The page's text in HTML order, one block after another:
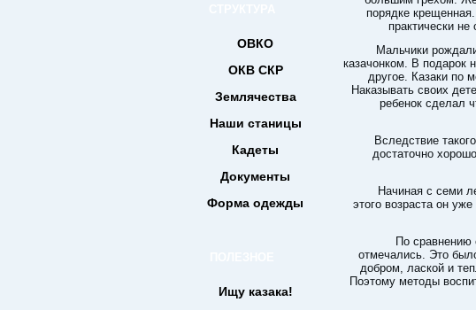
ОВКО
ОКВ СКР
Землячества
Наши станицы
Кадеты
Документы
Форма одежды
Ищу казака!
порядке
практически
Мальчики
казачонком. В подарок
другое. Казаки по
Наказывать своих
ребенок сделал
Вследствие
достаточно
Начиная с семи
этого возраста он
По сравнению
отмечались. Это
добром, лаской и
Поэтому методы